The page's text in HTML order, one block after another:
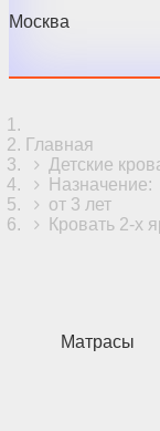
Москва
Главная
Детские
Назначение:
от 3 лет
Кровать 2-х
Матрасы